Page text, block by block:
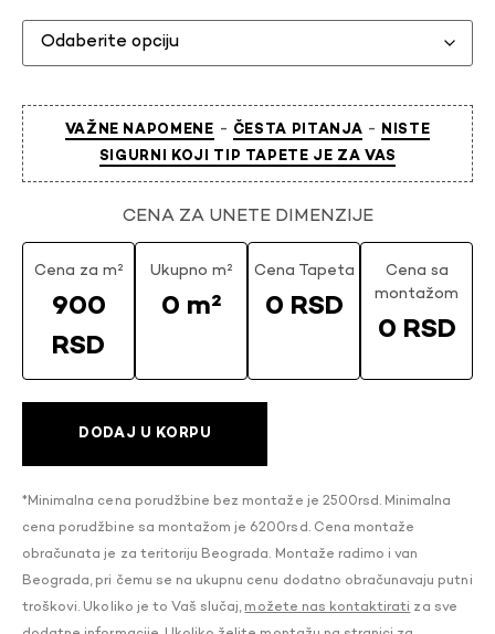
VAŽNE NAPOMENE - ČESTA PITANJA - NISTE
SIGURNI KOJI TIP TAPETE JE ZA VAS
CENA ZA UNETE DIMENZIJE
Cena za m²
900
RSD
Ukupno m²
0 m²
Cena Tapeta
0 RSD
Cena sa
montažom
0 RSD
DODAJ U KORPU
*Minimalna cena porudžbine bez montaže je 2500rsd. Minimalna
cena porudžbine sa montažom je 6200rsd. Cena montaže
obračunata je za teritoriju Beograda. Montaže radimo i van
Beograda, pri čemu se na ukupnu cenu dodatno obračunavaju putni
troškovi. Ukoliko je to Vaš slučaj, možete nas kontaktirati za sve